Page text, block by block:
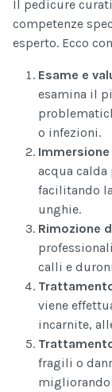
Il pedicure
competenze
esperto. Ecco
Esame e
esamina il
o infezioni.
acqua
facilitando
unghie.
Rimozione
calli e
viene
incarnite,
fragili o
migliorando